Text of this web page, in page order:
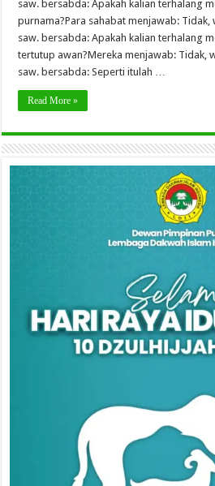
saw. bersabda: Apakah kalian terhalang
purnama?Para sahabat menjawab: Tidak,
saw. bersabda: Apakah kalian terhalang
tertutup awan?Mereka menjawab: Tidak,
saw. bersabda: Seperti itulah …
Read More »